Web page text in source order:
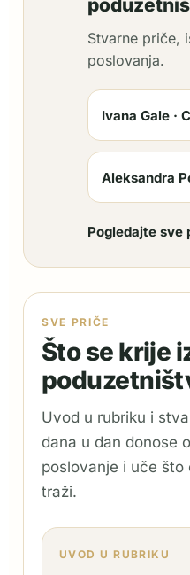
Stvarne priče,
poslovanja.
Ivana Gale ·
Aleksandra
Pogledajte sve
SVE PRIČE
Što se krije
Uvod u rubriku i
dana u dan donose
poslovanje i uče
traži.
UVOD U RUBRIKU